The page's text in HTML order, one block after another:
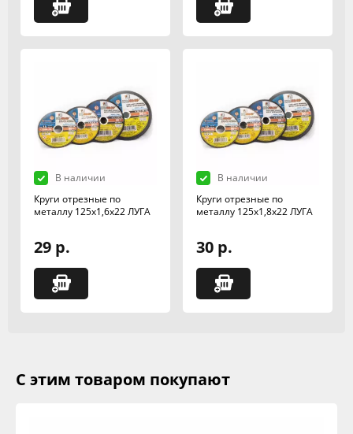
В наличии
Круги отрезные по
металлу 125х1,6х22 ЛУГА
29 р.
В наличии
Круги отрезные по
металлу 125х1,8х22 ЛУГА
30 р.
С этим товаром покупают